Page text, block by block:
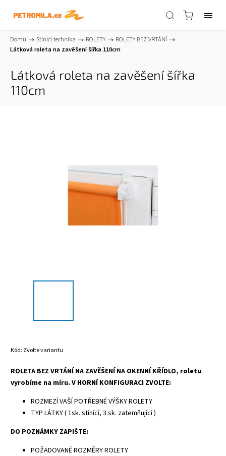
Domů / Stínící technika / ROLETY / ROLETY BEZ VRTÁNÍ /
Látková roleta na zavěšení šířka 110cm
Látková roleta na zavěšení šířka
110cm
Kód: Zvolte variantu
ROLETA BEZ VRTÁNÍ NA ZAVĚŠENÍ NA OKENNÍ KŘÍDLO, roletu
vyrobíme na míru. V HORNÍ KONFIGURACI ZVOLTE:
ROZMEZÍ VAŠÍ POTŘEBNÉ VÝŠKY ROLETY
TYP LÁTKY ( 1sk. stínící, 3.sk. zatemňující )
DO POZNÁMKY ZAPIŠTE:
POŽADOVANÉ ROZMĚRY ROLETY